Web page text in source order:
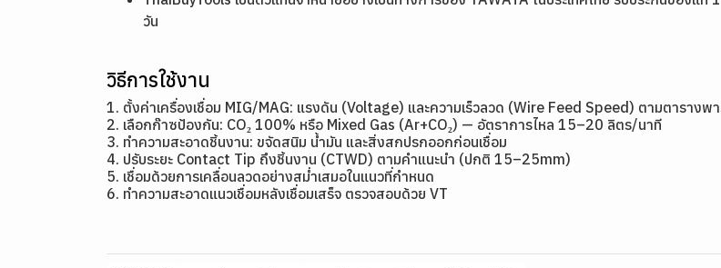
วัน
วิธีการใช้งาน
1. ตั้งค่าเครื่องเชื่อม MIG/MAG: แรงดัน (Voltage) และความเร็วลวด (Wire Feed Speed) ตามตารางพ
2. เลือกก๊าซป้องกัน: CO₂ 100% หรือ Mixed Gas (Ar+CO₂) — อัตราการไหล 15–20 ลิตร/นาที
3. ทำความสะอาดชิ้นงาน: ขจัดสนิม น้ำมัน และสิ่งสกปรกออกก่อนเชื่อม
4. ปรับระยะ Contact Tip ถึงชิ้นงาน (CTWD) ตามคำแนะนำ (ปกติ 15–25mm)
5. เชื่อมด้วยการเคลื่อนลวดอย่างสม่ำเสมอในแนวที่กำหนด
6. ทำความสะอาดแนวเชื่อมหลังเชื่อมเสร็จ ตรวจสอบด้วย VT